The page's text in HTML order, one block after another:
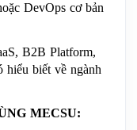
DevOps cơ bản
B2B Platform,
hiểu biết về ngành
MECSU: